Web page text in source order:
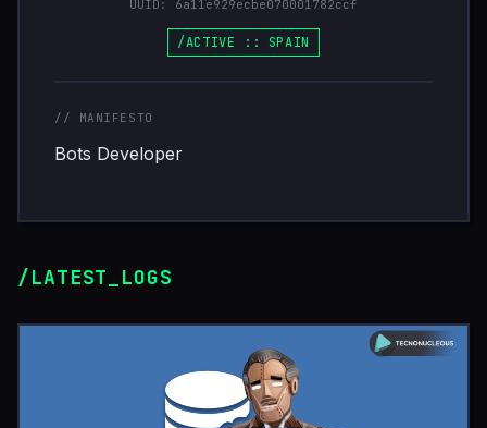
UUID: 6a11e929ecbe070001782ccf
/ACTIVE :: SPAIN
// MANIFESTO
Bots Developer
/LATEST_LOGS